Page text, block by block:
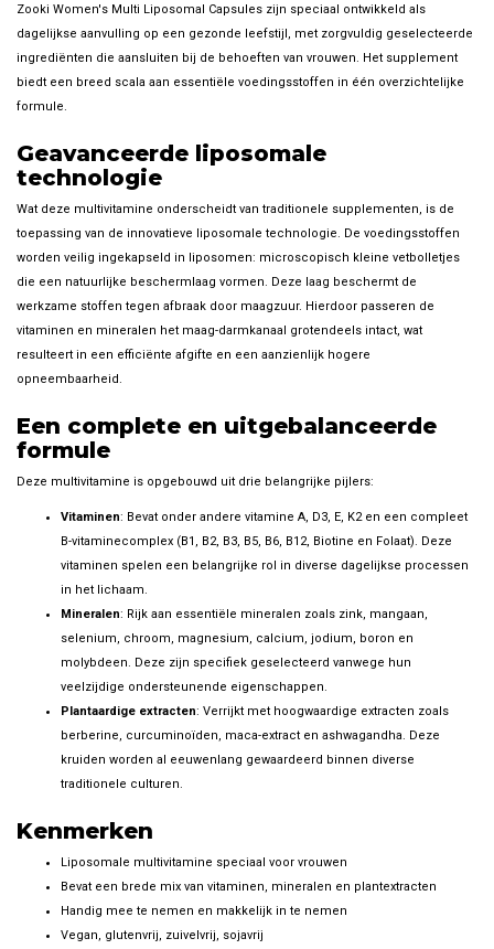
Zooki Women's Multi Liposomal Capsules zijn speciaal ontwikkeld als
dagelijkse aanvulling op een gezonde leefstijl, met zorgvuldig geselecteerde
ingrediënten die aansluiten bij de behoeften van vrouwen. Het supplement
biedt een breed scala aan essentiële voedingsstoffen in één overzichtelijke
formule.
Geavanceerde liposomale
technologie
Wat deze multivitamine onderscheidt van traditionele supplementen, is de
toepassing van de innovatieve liposomale technologie. De voedingsstoffen
worden veilig ingekapseld in liposomen: microscopisch kleine vetbolletjes
die een natuurlijke beschermlaag vormen. Deze laag beschermt de
werkzame stoffen tegen afbraak door maagzuur. Hierdoor passeren de
vitaminen en mineralen het maag-darmkanaal grotendeels intact, wat
resulteert in een efficiënte afgifte en een aanzienlijk hogere
opneembaarheid.
Een complete en uitgebalanceerde
formule
Deze multivitamine is opgebouwd uit drie belangrijke pijlers:
Vitaminen: Bevat onder andere vitamine A, D3, E, K2 en een compleet
B-vitaminecomplex (B1, B2, B3, B5, B6, B12, Biotine en Folaat). Deze
vitaminen spelen een belangrijke rol in diverse dagelijkse processen
in het lichaam.
Mineralen: Rijk aan essentiële mineralen zoals zink, mangaan,
selenium, chroom, magnesium, calcium, jodium, boron en
molybdeen. Deze zijn specifiek geselecteerd vanwege hun
veelzijdige ondersteunende eigenschappen.
Plantaardige extracten: Verrijkt met hoogwaardige extracten zoals
berberine, curcuminoïden, maca-extract en ashwagandha. Deze
kruiden worden al eeuwenlang gewaardeerd binnen diverse
traditionele culturen.
Kenmerken
Liposomale multivitamine speciaal voor vrouwen
Bevat een brede mix van vitaminen, mineralen en plantextracten
Handig mee te nemen en makkelijk in te nemen
Vegan, glutenvrij, zuivelvrij, sojavrij